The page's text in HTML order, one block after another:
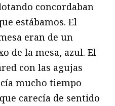
concordaban
estábamos. El
eran de un
de la mesa, azul. El
con las agujas
mucho tiempo
carecía de sentido